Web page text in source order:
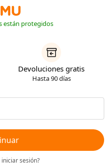
están protegidos
Devoluciones gratis
Hasta 90 días
sesión?